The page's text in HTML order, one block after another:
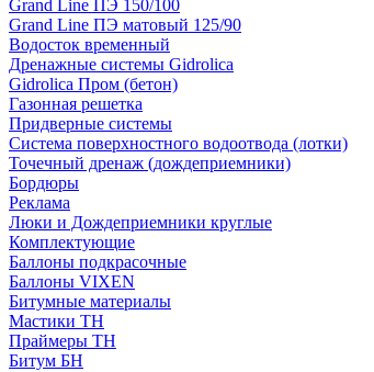
Grand Line ПЭ 150/100
Grand Line ПЭ матовый 125/90
Водосток временный
Дренажные системы Gidrolica
Gidrolica Пром (бетон)
Газонная решетка
Придверные системы
Система поверхностного водоотвода (лотки)
Точечный дренаж (дождеприемники)
Бордюры
Рекламa
Люки и Дождеприемники круглые
Комплектующие
Баллоны подкрасочные
Баллоны VIXEN
Битумные материалы
Мастики ТН
Праймеры ТН
Битум БН